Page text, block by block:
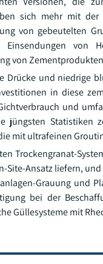
sich mehr mit
von gebeutelten
Einsendungen
von
Drücke und niedrige
in diese
und
jüngsten
mit ultrafeinen
Trockengranat-
Ansatz liefern,
Grauung und
bei der
Güllesysteme mit